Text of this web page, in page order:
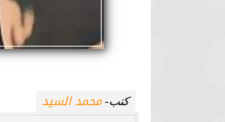
كتب-محمد السيد